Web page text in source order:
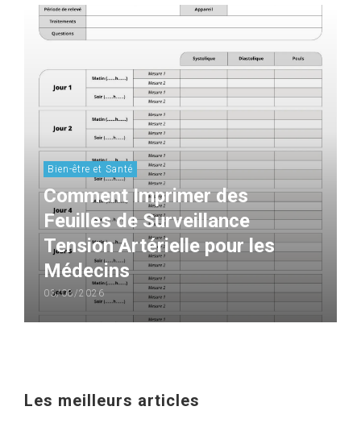
Bien-être et Santé
Comment Imprimer des
Feuilles de Surveillance
Tension Artérielle pour les
Médecins
03/08/2026
Les meilleurs articles